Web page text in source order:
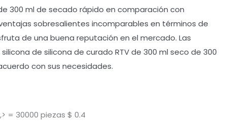
300 ml de secado rápido en comparación con
sobresalientes incomparables en términos de
de una buena reputación en el mercado. Las
de silicona de curado RTV de 300 ml seco de 300
con sus necesidades.
= 30000 piezas $ 0.4